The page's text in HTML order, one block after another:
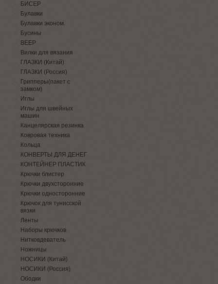
БИСЕР
Булавки
Булавки эконом.
Бусины
ВЕЕР
Вилки для вязания
ГЛАЗКИ (Китай)
ГЛАЗКИ (Россия)
Грипперы(пакет с
замком)
Иглы
Иглы для швейных
машин
Канцелярская резинка
Ковровая техника
Кольца
КОНВЕРТЫ ДЛЯ ДЕНЕГ
КОНТЕЙНЕР ПЛАСТИК
Крючки блистер
Крючки двухсторонние
Крючки односторонние
Крючок для тунисской
вязки
Ленты
Наборы крючков
Нитковдеватель
Ножницы
НОСИКИ (Китай)
НОСИКИ (Россия)
Ободки